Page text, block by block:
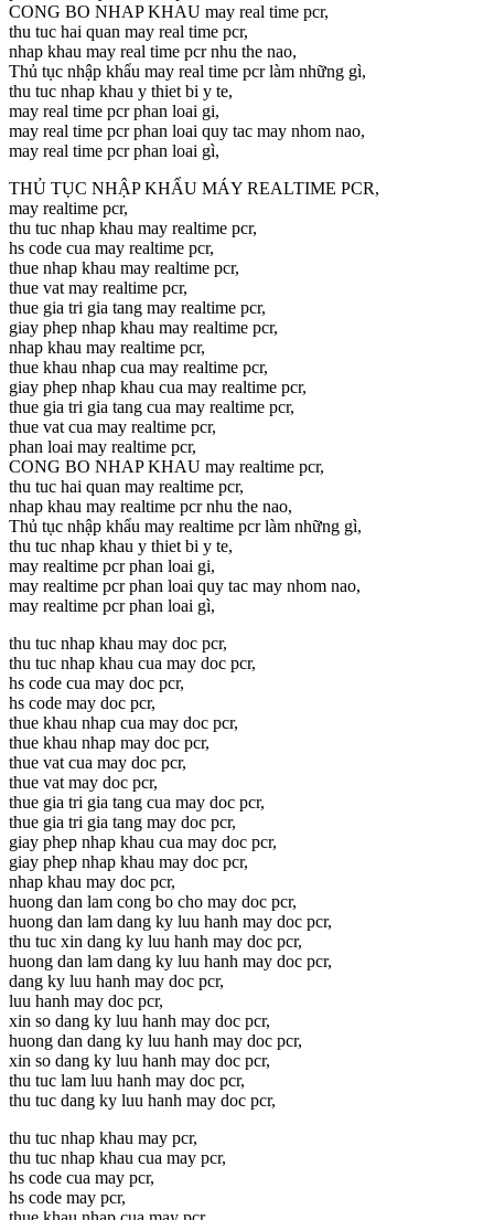
CONG BO NHAP KHAU may real time pcr,
thu tuc hai quan may real time pcr,
nhap khau may real time pcr nhu the nao,
Thủ tục nhập khẩu may real time pcr làm những gì,
thu tuc nhap khau y thiet bi y te,
may real time pcr phan loai gi,
may real time pcr phan loai quy tac may nhom nao,
may real time pcr phan loai gì,
THỦ TỤC NHẬP KHẨU MÁY REALTIME PCR,
may realtime pcr,
thu tuc nhap khau may realtime pcr,
hs code cua may realtime pcr,
thue nhap khau may realtime pcr,
thue vat may realtime pcr,
thue gia tri gia tang may realtime pcr,
giay phep nhap khau may realtime pcr,
nhap khau may realtime pcr,
thue khau nhap cua may realtime pcr,
giay phep nhap khau cua may realtime pcr,
thue gia tri gia tang cua may realtime pcr,
thue vat cua may realtime pcr,
phan loai may realtime pcr,
CONG BO NHAP KHAU may realtime pcr,
thu tuc hai quan may realtime pcr,
nhap khau may realtime pcr nhu the nao,
Thủ tục nhập khẩu may realtime pcr làm những gì,
thu tuc nhap khau y thiet bi y te,
may realtime pcr phan loai gi,
may realtime pcr phan loai quy tac may nhom nao,
may realtime pcr phan loai gì,
thu tuc nhap khau may doc pcr,
thu tuc nhap khau cua may doc pcr,
hs code cua may doc pcr,
hs code may doc pcr,
thue khau nhap cua may doc pcr,
thue khau nhap may doc pcr,
thue vat cua may doc pcr,
thue vat may doc pcr,
thue gia tri gia tang cua may doc pcr,
thue gia tri gia tang may doc pcr,
giay phep nhap khau cua may doc pcr,
giay phep nhap khau may doc pcr,
nhap khau may doc pcr,
huong dan lam cong bo cho may doc pcr,
huong dan lam dang ky luu hanh may doc pcr,
thu tuc xin dang ky luu hanh may doc pcr,
huong dan lam dang ky luu hanh may doc pcr,
dang ky luu hanh may doc pcr,
luu hanh may doc pcr,
xin so dang ky luu hanh may doc pcr,
huong dan dang ky luu hanh may doc pcr,
xin so dang ky luu hanh may doc pcr,
thu tuc lam luu hanh may doc pcr,
thu tuc dang ky luu hanh may doc pcr,
thu tuc nhap khau may pcr,
thu tuc nhap khau cua may pcr,
hs code cua may pcr,
hs code may pcr,